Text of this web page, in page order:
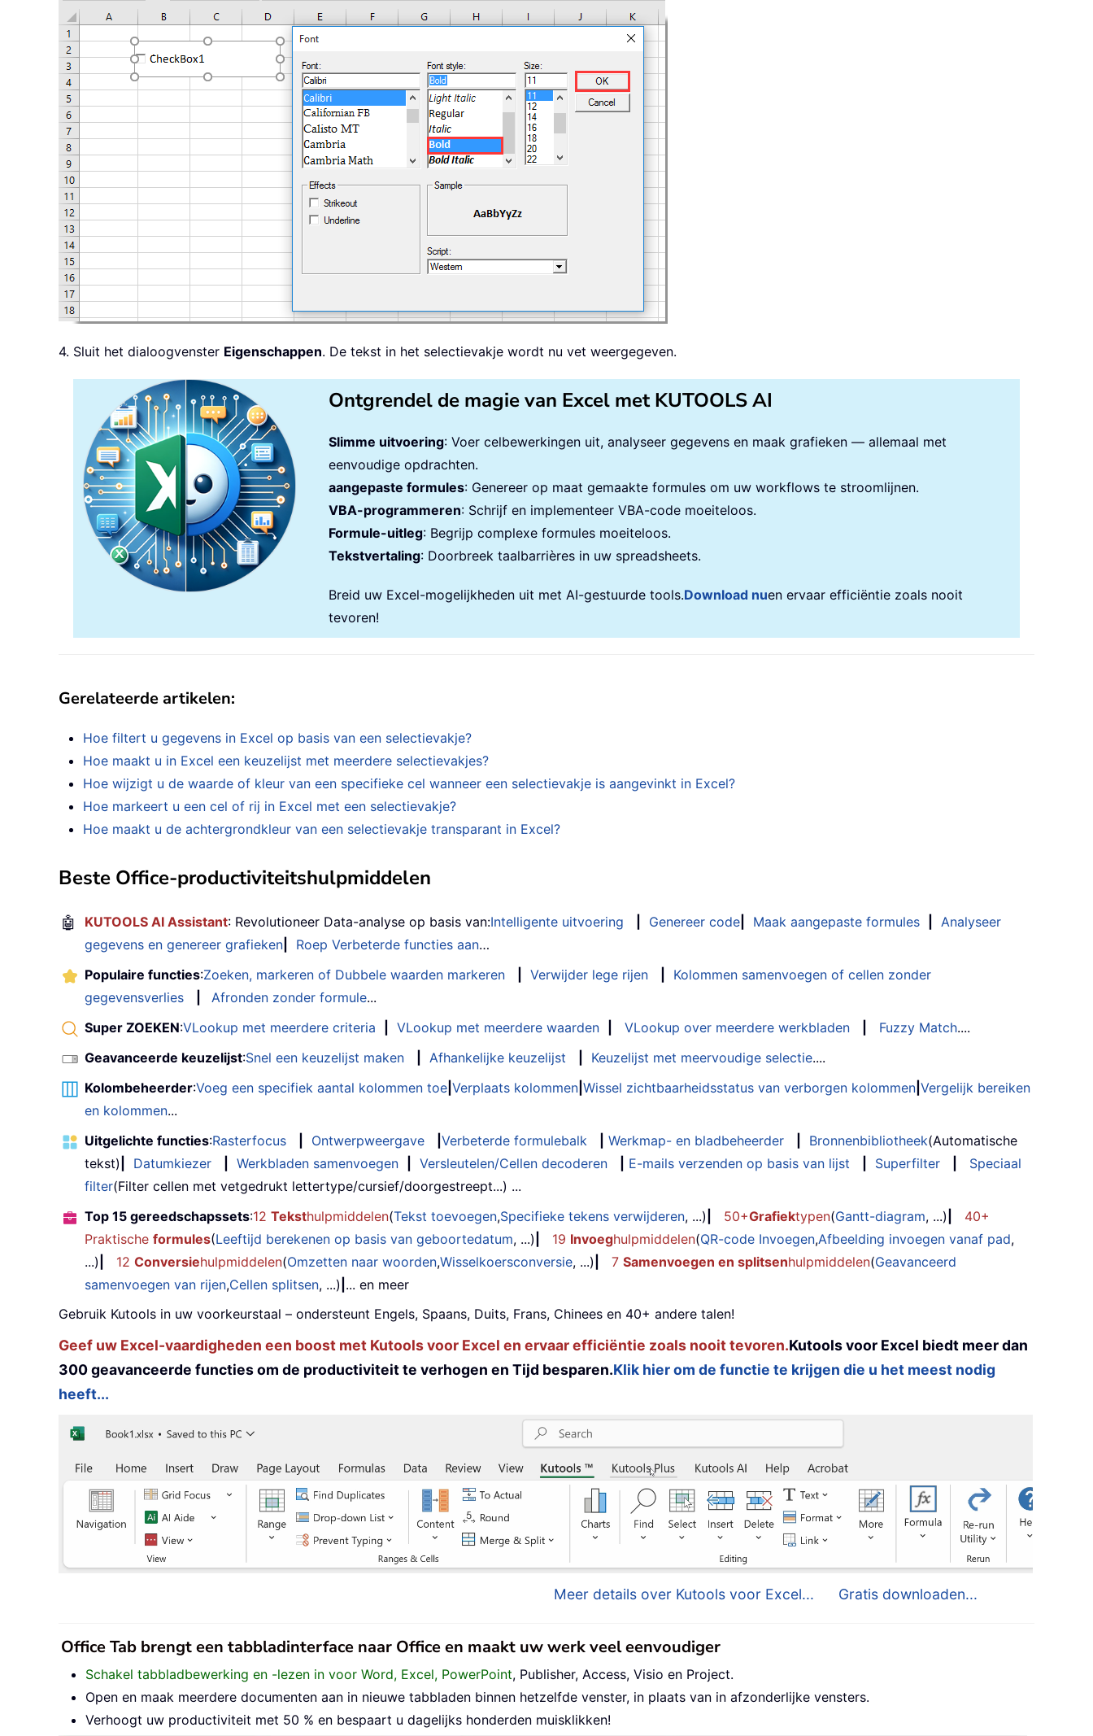
4. Sluit het dialoogvenster Eigenschappen. De tekst in het selectievakje wordt nu vet weergegeven.
Ontgrendel de magie van Excel met KUTOOLS AI
Slimme uitvoering: Voer celbewerkingen uit, analyseer gegevens en maak grafieken — allemaal met
eenvoudige opdrachten.
aangepaste formules: Genereer op maat gemaakte formules om uw workflows te stroomlijnen.
VBA-programmeren: Schrijf en implementeer VBA-code moeiteloos.
Formule-uitleg: Begrijp complexe formules moeiteloos.
Tekstvertaling: Doorbreek taalbarrières in uw spreadsheets.
Breid uw Excel-mogelijkheden uit met AI-gestuurde tools.Download nuen ervaar efficiëntie zoals nooit
tevoren!
Gerelateerde artikelen:
Hoe filtert u gegevens in Excel op basis van een selectievakje?
Hoe maakt u in Excel een keuzelijst met meerdere selectievakjes?
Hoe wijzigt u de waarde of kleur van een specifieke cel wanneer een selectievakje is aangevinkt in Excel?
Hoe markeert u een cel of rij in Excel met een selectievakje?
Hoe maakt u de achtergrondkleur van een selectievakje transparant in Excel?
Beste Office-productiviteitshulpmiddelen
🤖 KUTOOLS AI Assistant: Revolutioneer Data-analyse op basis van:Intelligente uitvoering Genereer code Maak aangepaste formules
Analyseer
gegevens en genereer grafieken
Roep Verbeterde functies aan…
Populaire functies:Zoeken, markeren of Dubbele waarden markeren Verwijder lege rijen
Kolommen samenvoegen of cellen zonder
gegevensverlies
Afronden zonder formule...
Super ZOEKEN:VLookup met meerdere criteria VLookup met meerdere waarden VLookup over meerdere werkbladen Fuzzy Match....
Geavanceerde keuzelijst:Snel een keuzelijst maken Afhankelijke keuzelijst Keuzelijst met meervoudige selectie....
Kolombeheerder:Voeg een specifiek aantal kolommen toe Verplaats kolommen Wissel zichtbaarheidsstatus van verborgen kolommen Vergelijk bereiken
en kolommen...
Uitgelichte functies:Rasterfocus Ontwerpweergave Verbeterde formulebalk Werkmap- en bladbeheerder Bronnenbibliotheek(Automatische
tekst)
Datumkiezer Werkbladen samenvoegen Versleutelen/Cellen decoderen E-mails verzenden op basis van lijst Superfilter
Speciaal
filter(Filter cellen met vetgedrukt lettertype/cursief/doorgestreept...) ...
Top 15 gereedschapssets:12 Teksthulpmiddelen(Tekst toevoegen,Specifieke tekens verwijderen, ...) 50+Grafiektypen(Gantt-diagram, ...)
40+
Praktische formules(Leeftijd berekenen op basis van geboortedatum, ...) 19 Invoeghulpmiddelen(QR-code Invoegen,Afbeelding invoegen vanaf pad,
...)
12 Conversiehulpmiddelen(Omzetten naar woorden,Wisselkoersconversie, ...) 7 Samenvoegen en splitsenhulpmiddelen(Geavanceerd
samenvoegen van rijen,Cellen splitsen, ...) ... en meer
Gebruik Kutools in uw voorkeurstaal – ondersteunt Engels, Spaans, Duits, Frans, Chinees en 40+ andere talen!
Geef uw Excel-vaardigheden een boost met Kutools voor Excel en ervaar efficiëntie zoals nooit tevoren.Kutools voor Excel biedt meer dan
300 geavanceerde functies om de productiviteit te verhogen en Tijd besparen.Klik hier om de functie te krijgen die u het meest nodig
heeft...
Meer details over Kutools voor Excel... Gratis downloaden...
Office Tab brengt een tabbladinterface naar Office en maakt uw werk veel eenvoudiger
Schakel tabbladbewerking en -lezen in voor Word, Excel, PowerPoint, Publisher, Access, Visio en Project.
Open en maak meerdere documenten aan in nieuwe tabbladen binnen hetzelfde venster, in plaats van in afzonderlijke vensters.
Verhoogt uw productiviteit met 50 % en bespaart u dagelijks honderden muisklikken!